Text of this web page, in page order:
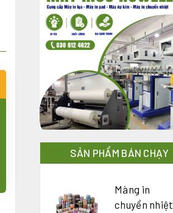
SẢN PHẨM BÁN CHẠY
Màng in
chuyển nhiệt